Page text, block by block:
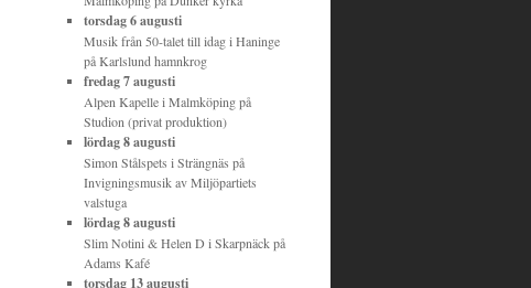
torsdag 6 augusti
Musik från 50-talet till idag i Haninge
på Karlslund hamnkrog
fredag 7 augusti
Alpen Kapelle i Malmköping på
Studion (privat produktion)
lördag 8 augusti
Simon Stålspets i Strängnäs på
Invigningsmusik av Miljöpartiets
valstuga
lördag 8 augusti
Slim Notini & Helen D i Skarpnäck på
Adams Kafé
torsdag 13 augusti